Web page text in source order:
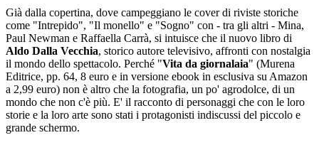
Già dalla copertina, dove campeggiano le cover di riviste storiche
come "Intrepido", "Il monello" e "Sogno" con - tra gli altri - Mina,
Paul Newman e Raffaella Carrà, si intuisce che il nuovo libro di
Aldo Dalla Vecchia, storico autore televisivo, affronti con nostalgia
il mondo dello spettacolo. Perché "Vita da giornalaia" (Murena
Editrice, pp. 64, 8 euro e in versione ebook in esclusiva su Amazon
a 2,99 euro) non è altro che la fotografia, un po' agrodolce, di un
mondo che non c'è più. E' il racconto di personaggi che con le loro
storie e la loro arte sono stati i protagonisti indiscussi del piccolo e
grande schermo.